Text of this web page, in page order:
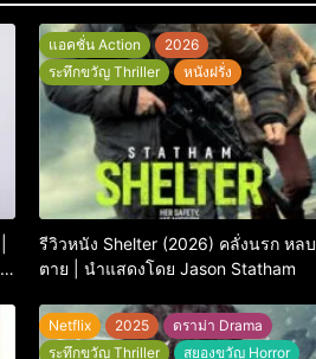
แอคชั่น Action
2026
ระทึกขวัญ Thriller
หนังฝรั่ง
รีวิวหนัง Shelter (2026) คลั่งนรก หลบ
ตาย | นำแสดงโดย Jason Statham
Netflix 2025
ดราม่า Drama
ระทึกขวัญ Thriller
สยองขวัญ Horror